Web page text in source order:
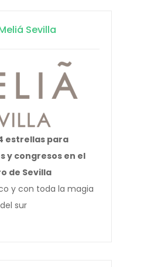
Sevilla
estrellas para
y congresos en el
de Sevilla
y con toda la magia
del sur